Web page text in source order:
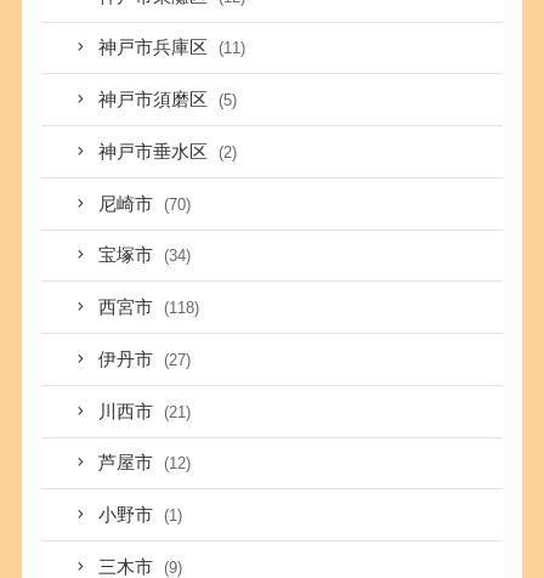
神戸市兵庫区 (11)
神戸市須磨区 (5)
神戸市垂水区 (2)
尼崎市 (70)
宝塚市 (34)
西宮市 (118)
伊丹市 (27)
川西市 (21)
芦屋市 (12)
小野市 (1)
三木市 (9)